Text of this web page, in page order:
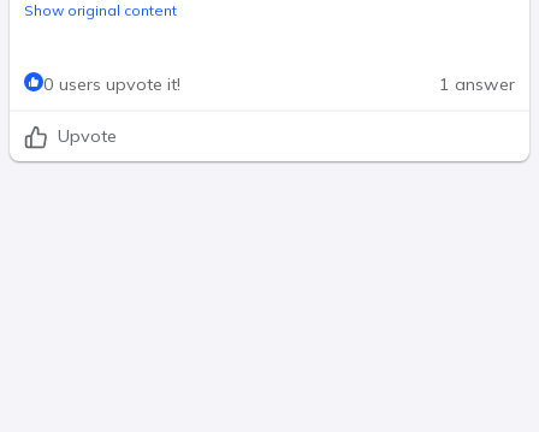
Show original content
0 users upvote it! 1 answer
Upvote